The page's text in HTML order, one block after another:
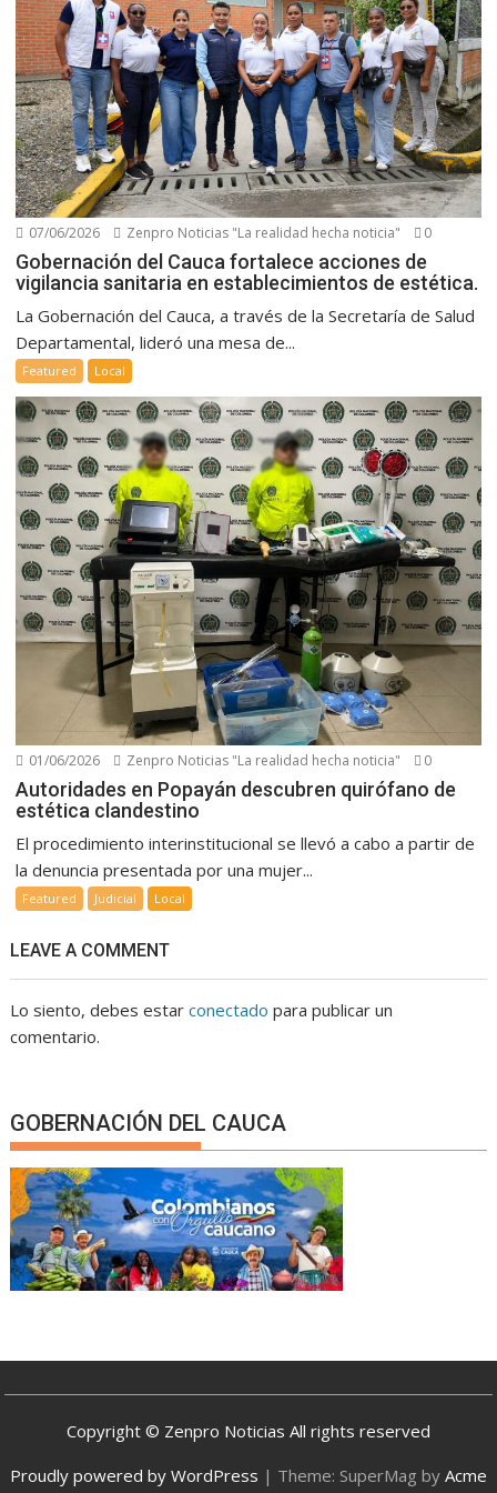
07/06/2026 Zenpro Noticias "La realidad hecha noticia" 0
Gobernación del Cauca fortalece acciones de
vigilancia sanitaria en establecimientos de estética.
La Gobernación del Cauca, a través de la Secretaría de Salud
Departamental, lideró una mesa de...
Featured Local
01/06/2026 Zenpro Noticias "La realidad hecha noticia" 0
Autoridades en Popayán descubren quirófano de
estética clandestino
El procedimiento interinstitucional se llevó a cabo a partir de
la denuncia presentada por una mujer...
Featured Judicial Local
LEAVE A COMMENT
Lo siento, debes estarconectado para publicar un
comentario.
GOBERNACIÓN DEL CAUCA
Copyright © Zenpro Noticias All rights reserved
Proudly powered by WordPress | Theme: SuperMag by Acme